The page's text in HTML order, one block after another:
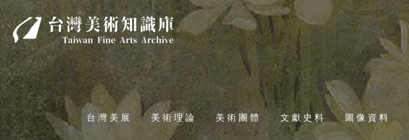
台灣美術知識庫
台灣美展 美術理論 美術團體 文獻史料 圖像資料